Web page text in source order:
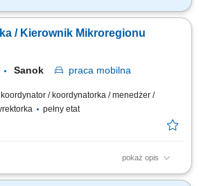
założonych budżetów sprzedaży na
w regionie: tworzenie i wdrażanie
dla kluczowych klientów (Key Account
/ Kierownik Mikroregionu
Sanok praca mobilna
/ koordynatorka / menedżer /
pełny etat
pokaż opis
placówek i regularne wizyty w